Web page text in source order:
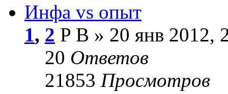
Инфа vs опыт
1, 2 P B » 20 янв 2012,
20 Ответов
21853 Просмотров